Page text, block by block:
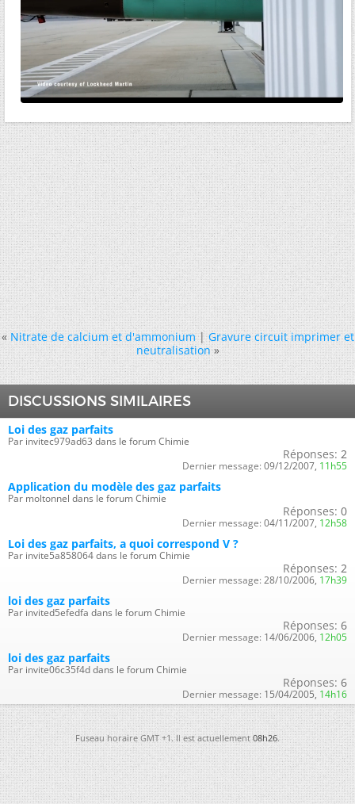
« Nitrate de calcium et d'ammonium|Gravure circuit imprimer et
neutralisation »
DISCUSSIONS SIMILAIRES
Loi des gaz parfaits
Par invitec979ad63 dans le forum Chimie
Réponses: 2
Dernier message: 09/12/2007, 11h55
Application du modèle des gaz parfaits
Par moltonnel dans le forum Chimie
Réponses: 0
Dernier message: 04/11/2007, 12h58
Loi des gaz parfaits, a quoi correspond V ?
Par invite5a858064 dans le forum Chimie
Réponses: 2
Dernier message: 28/10/2006, 17h39
loi des gaz parfaits
Par invited5efedfa dans le forum Chimie
Réponses: 6
Dernier message: 14/06/2006, 12h05
loi des gaz parfaits
Par invite06c35f4d dans le forum Chimie
Réponses: 6
Dernier message: 15/04/2005, 14h16
Fuseau horaire GMT +1. Il est actuellement08h26.